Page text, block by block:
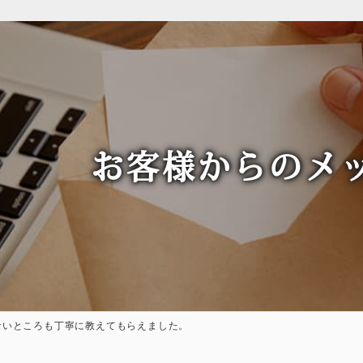
お客様からのメ
ところも丁寧に教えてもらえました。